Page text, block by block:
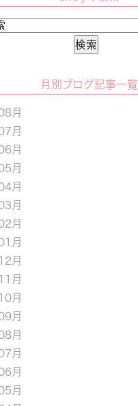
月別ブログ記事一覧
月
月
月
月
月
月
月
月
月
月
月
月
月
月
月
月